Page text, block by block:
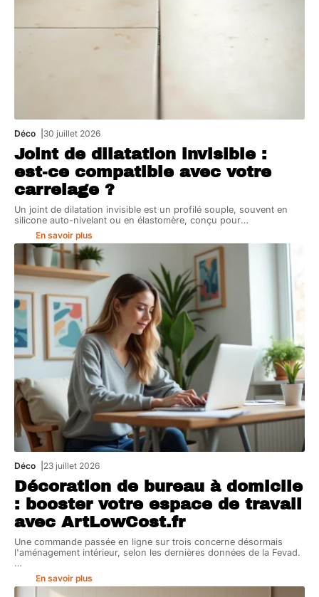
Déco 30 juillet 2026
Joint de dilatation invisible :
est-ce compatible avec votre
carrelage ?
Un joint de dilatation invisible est un profilé souple, souvent en
silicone auto-nivelant ou en élastomère, conçu pour…
En savoir plus
Déco 23 juillet 2026
Décoration de bureau à domicile
: booster votre espace de travail
avec ArtLowCost.fr
Une commande passée en ligne sur trois concerne désormais
l'aménagement intérieur, selon les dernières données de la Fevad.
…
En savoir plus